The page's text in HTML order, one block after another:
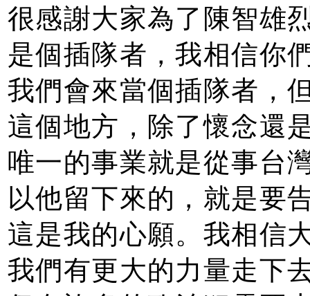
很感謝大家為了陳智雄
是個插隊者，我相信你
我們會來當個插隊者，
這個地方，除了懷念還
唯一的事業就是從事台
以他留下來的，就是要
這是我的心願。我相信
我們有更大的力量走下